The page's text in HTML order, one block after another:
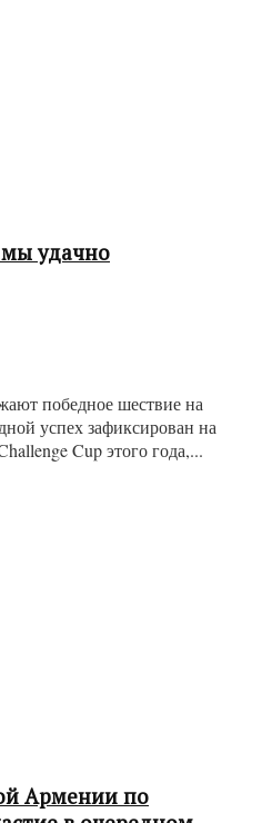
удачно
победное шествие на
успех зафиксирован на
Cup этого года,...
Армении по